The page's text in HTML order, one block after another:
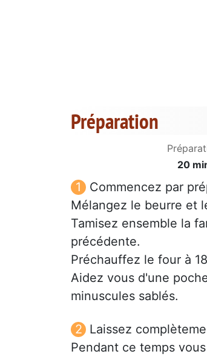
Préparation
20
Commencez par
Mélangez le beurre et
Tamisez ensemble la
précédente.
Préchauffez le four à
Aidez vous d'une
minuscules sablés.
Laissez
Pendant ce temps